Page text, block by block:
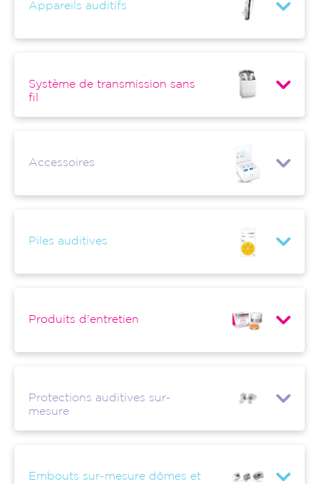
Appareils auditifs
Système de transmission sans
fil
Accessoires
Piles auditives
Produits d’entretien
Protections auditives sur-
mesure
Embouts sur-mesure dômes et